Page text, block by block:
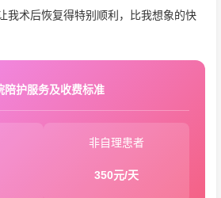
我术后恢复得特别顺利，比我想象的快
陪护服务及收费标准
非自理患者
350元/天